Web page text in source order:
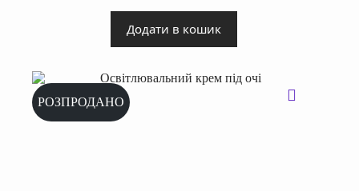
Додати в кошик
РОЗПРОДАНО